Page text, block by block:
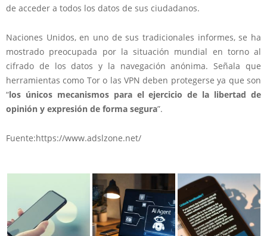
de acceder a todos los datos de sus ciudadanos.
Naciones Unidos, en uno de sus tradicionales informes, se ha
mostrado preocupada por la situación mundial en torno al
cifrado de los datos y la navegación anónima. Señala que
herramientas como Tor o las VPN deben protegerse ya que son
“los únicos mecanismos para el ejercicio de la libertad de
opinión y expresión de forma segura”.
Fuente:https://www.adslzone.net/